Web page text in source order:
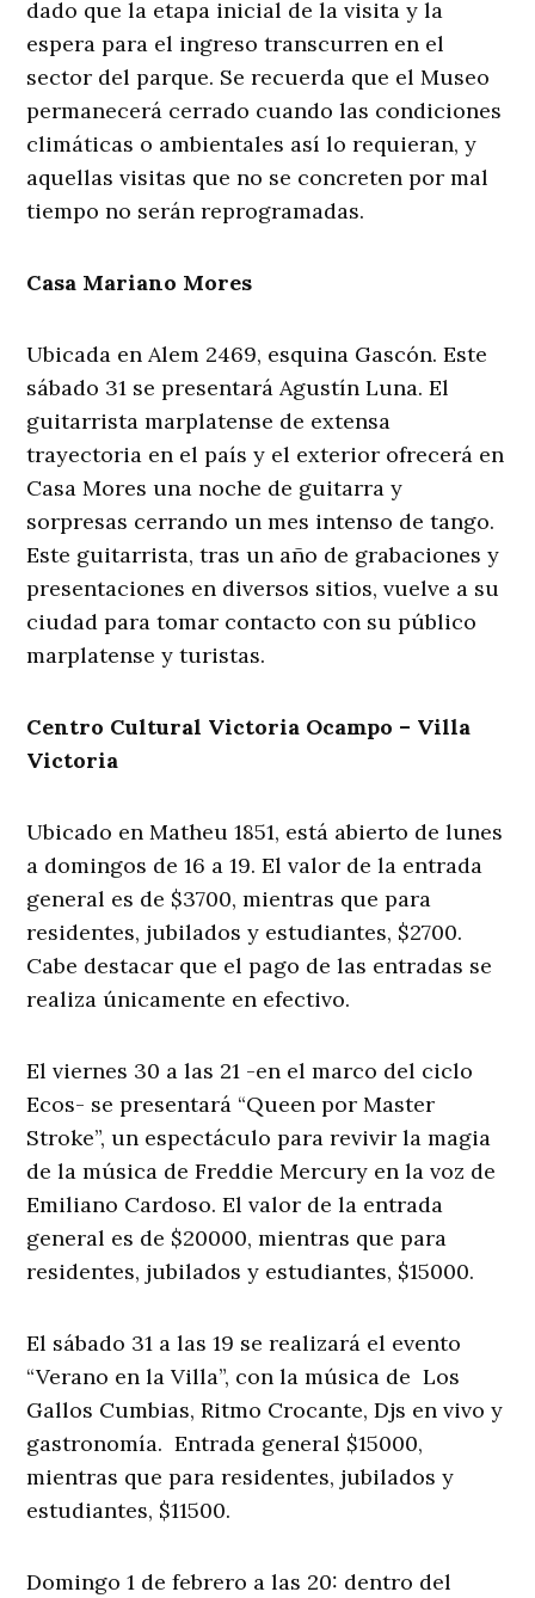
dado que la etapa inicial de la visita y la
espera para el ingreso transcurren en el
sector del parque. Se recuerda que el Museo
permanecerá cerrado cuando las condiciones
climáticas o ambientales así lo requieran, y
aquellas visitas que no se concreten por mal
tiempo no serán reprogramadas.
Casa Mariano Mores
Ubicada en Alem 2469, esquina Gascón. Este
sábado 31 se presentará Agustín Luna. El
guitarrista marplatense de extensa
trayectoria en el país y el exterior ofrecerá en
Casa Mores una noche de guitarra y
sorpresas cerrando un mes intenso de tango.
Este guitarrista, tras un año de grabaciones y
presentaciones en diversos sitios, vuelve a su
ciudad para tomar contacto con su público
marplatense y turistas.
Centro Cultural Victoria Ocampo – Villa
Victoria
Ubicado en Matheu 1851, está abierto de lunes
a domingos de 16 a 19. El valor de la entrada
general es de $3700, mientras que para
residentes, jubilados y estudiantes, $2700.
Cabe destacar que el pago de las entradas se
realiza únicamente en efectivo.
El viernes 30 a las 21 -en el marco del ciclo
Ecos- se presentará “Queen por Master
Stroke”, un espectáculo para revivir la magia
de la música de Freddie Mercury en la voz de
Emiliano Cardoso. El valor de la entrada
general es de $20000, mientras que para
residentes, jubilados y estudiantes, $15000.
El sábado 31 a las 19 se realizará el evento
“Verano en la Villa”, con la música de Los
Gallos Cumbias, Ritmo Crocante, Djs en vivo y
gastronomía. Entrada general $15000,
mientras que para residentes, jubilados y
estudiantes, $11500.
Domingo 1 de febrero a las 20: dentro del